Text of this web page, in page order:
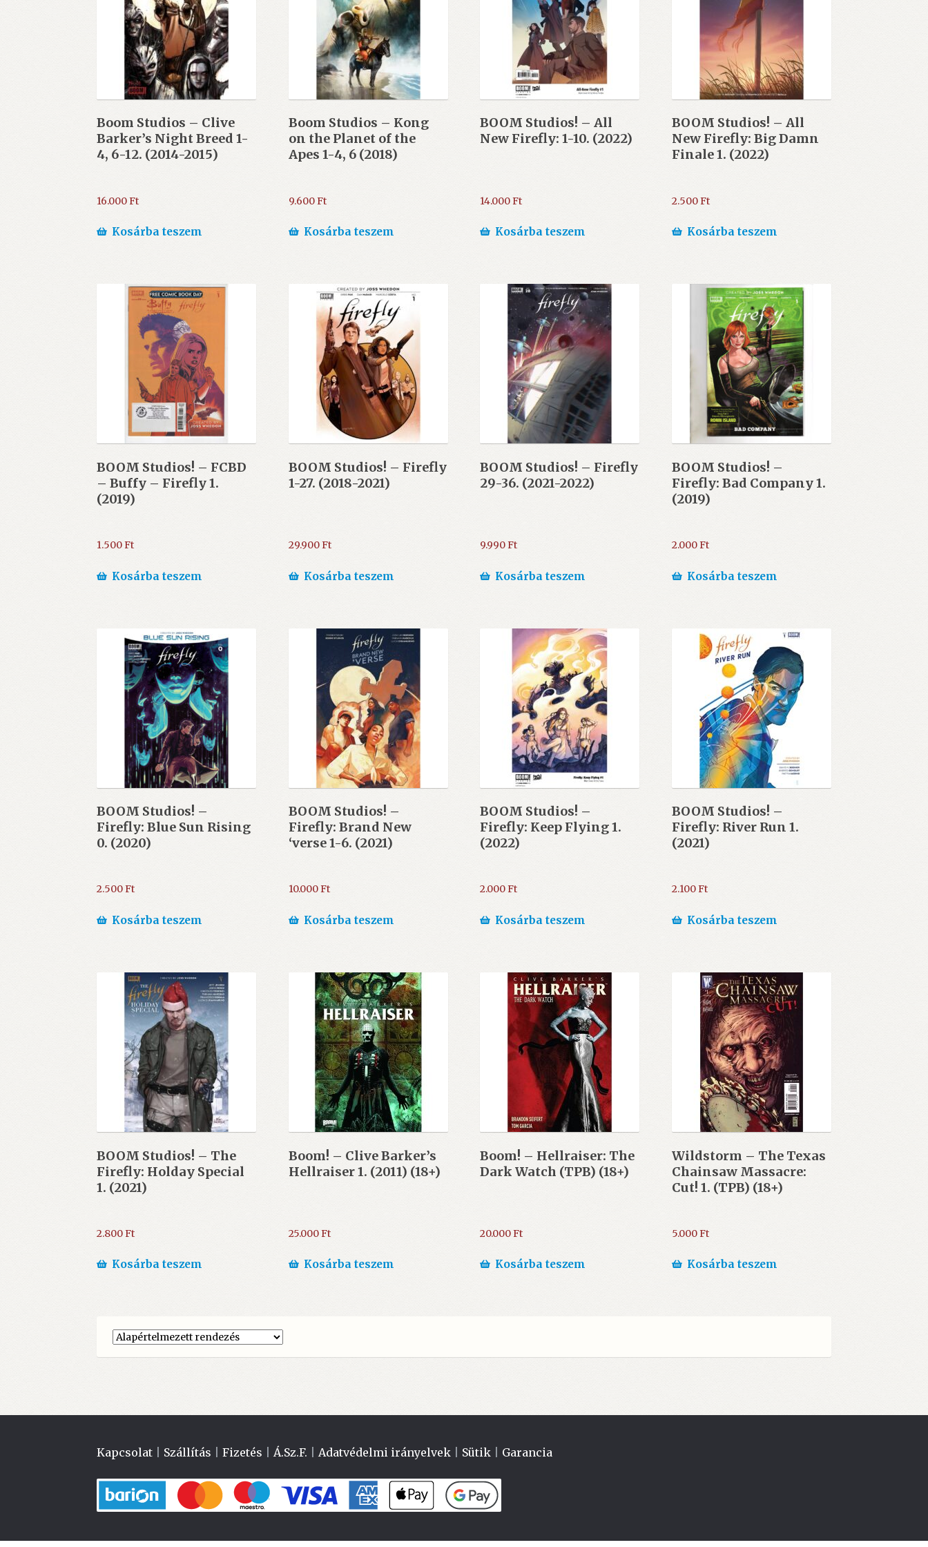
Boom Studios – Clive
Barker’s Night Breed 1-
4, 6-12. (2014-2015)
16.000Ft
Kosárba teszem
Boom Studios – Kong
on the Planet of the
Apes 1-4, 6 (2018)
9.600Ft
Kosárba teszem
BOOM Studios! – All
New Firefly: 1-10. (2022)
14.000Ft
Kosárba teszem
BOOM Studios! – All
New Firefly: Big Damn
Finale 1. (2022)
2.500Ft
Kosárba teszem
BOOM Studios! – FCBD
– Buffy – Firefly 1.
(2019)
1.500Ft
Kosárba teszem
BOOM Studios! – Firefly
1-27. (2018-2021)
29.900Ft
Kosárba teszem
BOOM Studios! – Firefly
29-36. (2021-2022)
9.990Ft
Kosárba teszem
BOOM Studios! –
Firefly: Bad Company 1.
(2019)
2.000Ft
Kosárba teszem
BOOM Studios! –
Firefly: Blue Sun Rising
0. (2020)
2.500Ft
Kosárba teszem
BOOM Studios! –
Firefly: Brand New
‘verse 1-6. (2021)
10.000Ft
Kosárba teszem
BOOM Studios! –
Firefly: Keep Flying 1.
(2022)
2.000Ft
Kosárba teszem
BOOM Studios! –
Firefly: River Run 1.
(2021)
2.100Ft
Kosárba teszem
BOOM Studios! – The
Firefly: Holday Special
1. (2021)
2.800Ft
Kosárba teszem
Boom! – Clive Barker’s
Hellraiser 1. (2011) (18+)
25.000Ft
Kosárba teszem
Boom! – Hellraiser: The
Dark Watch (TPB) (18+)
20.000Ft
Kosárba teszem
Wildstorm – The Texas
Chainsaw Massacre:
Cut! 1. (TPB) (18+)
5.000Ft
Kosárba teszem
Kapcsolat Szállítás |Fizetés |Á.Sz.F. |Adatvédelmi irányelvek Sütik Garancia